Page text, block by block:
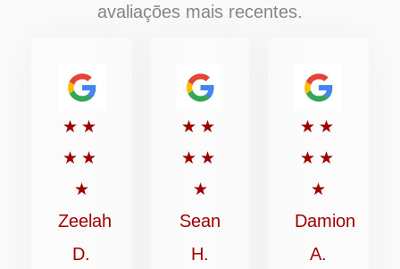
avaliações mais recentes.
★ ★
★ ★
★
Classificado
com
5
de
Zeelah
D.
★ ★
★ ★
★
Classificado
com
5
de
Sean
H.
★ ★
★ ★
★
com
de
Damion
A.